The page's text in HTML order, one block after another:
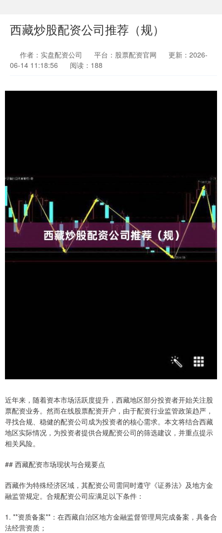
西藏炒股配资公司推荐（规）
作者：实盘配资公司 平台：股票配资官网
更新：2026-
06-14 11:18:56
阅读：188
近年来，随着资本市场活跃度提升，西藏地区部分投资者开始关注股
票配资业务。然而在线股票配资开户，由于配资行业监管政策趋严，
寻找合规、稳健的配资公司成为投资者的核心需求。本文将结合西藏
地区实际情况，为投资者提供合规配资公司的筛选建议，并重点提示
相关风险。
## 西藏配资市场现状与合规要点
西藏作为特殊经济区域，其配资公司需同时遵守《证券法》及地方金
融监管规定。合规配资公司应满足以下条件：
1. **资质备案**：在西藏自治区地方金融监督管理局完成备案，具备合
法经营资质；